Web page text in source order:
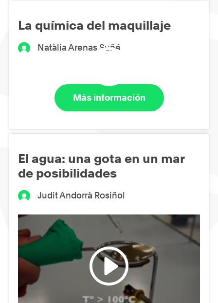
La química del maquillaje
Natàlia Arenas Suñé
Más información
El agua: una gota en un mar
de posibilidades
Judit Andorrà Rosiñol